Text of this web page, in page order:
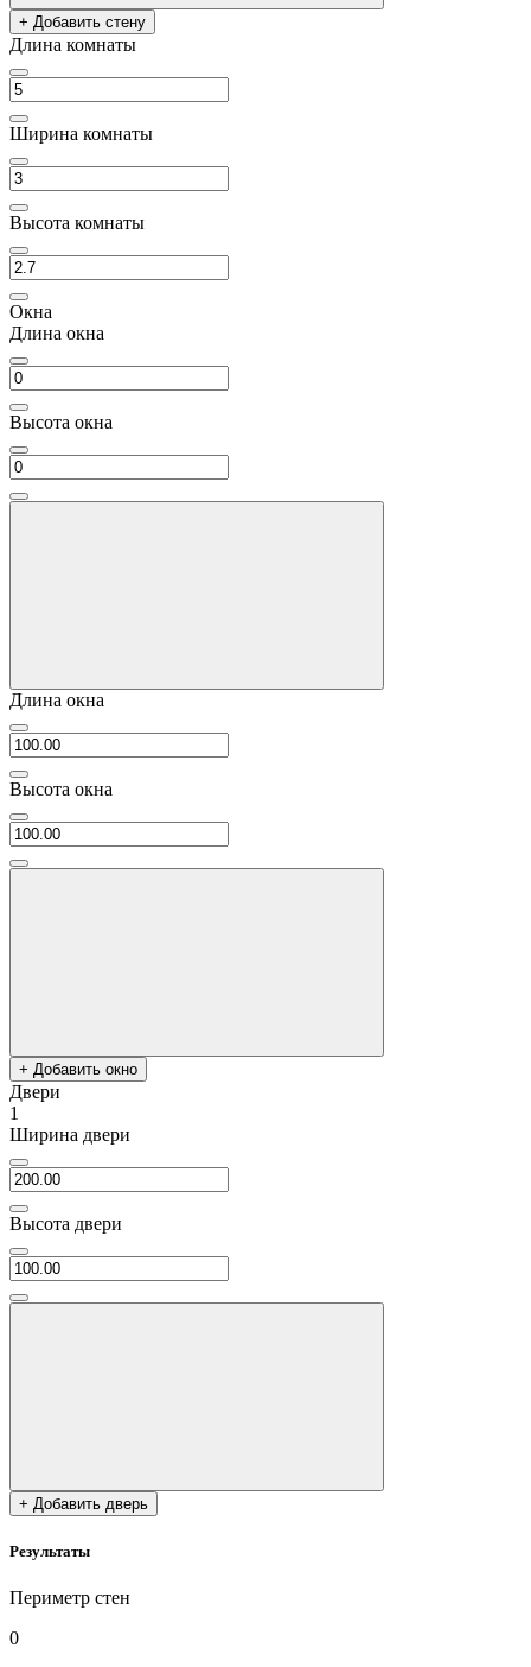
+ Добавить стену
Длина комнаты
Ширина комнаты
Высота комнаты
Окна
Длина окна
Высота окна
Длина окна
Высота окна
+ Добавить окно
Двери
1
Ширина двери
Высота двери
+ Добавить дверь
Результаты
Периметр стен
0